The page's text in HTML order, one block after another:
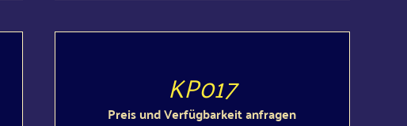
KP017
Preis und Verfügbarkeit anfragen